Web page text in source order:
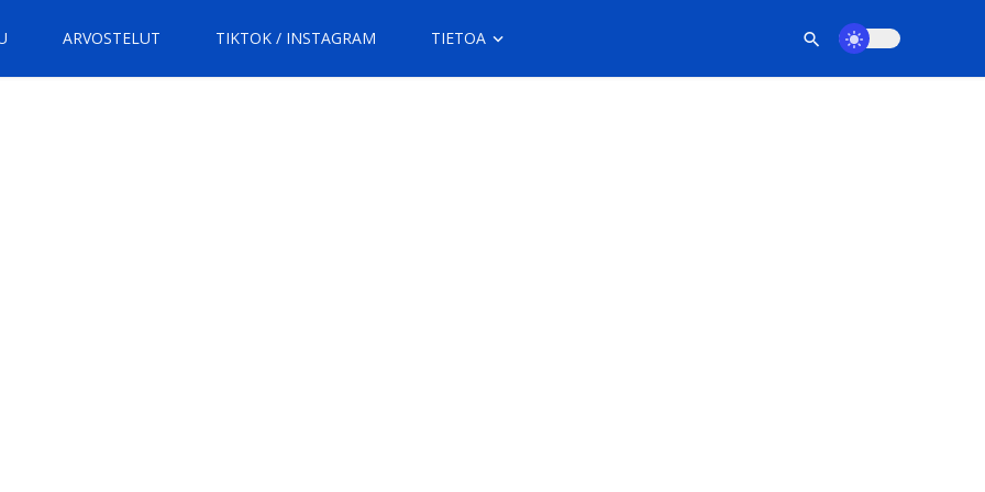
ARVOSTELUT TIKTOK / INSTAGRAM TIETOA